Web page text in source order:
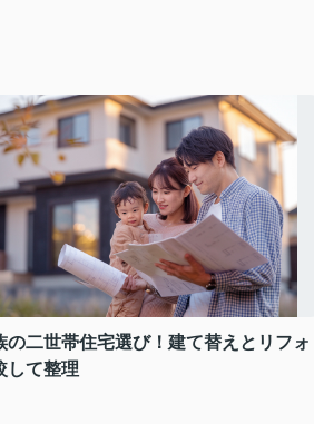
の二世帯住宅選び！建て替えとリフォ
して整理